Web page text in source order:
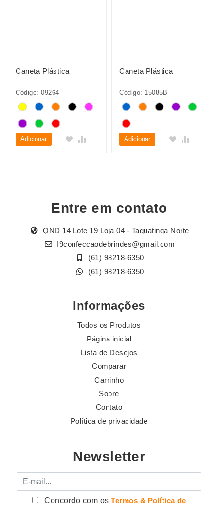
Caneta Plástica
Código: 09264
Adicionar
Caneta Plástica
Código: 15085B
Adicionar
Entre em contato
QND 14 Lote 19 Loja 04 - Taguatinga Norte
I9confeccaodebrindes@gmail.com
(61) 98218-6350
(61) 98218-6350
Informações
Todos os Produtos
Página inicial
Lista de Desejos
Comparar
Carrinho
Sobre
Contato
Política de privacidade
Newsletter
E-mail
Concordo com osTermos & Política de